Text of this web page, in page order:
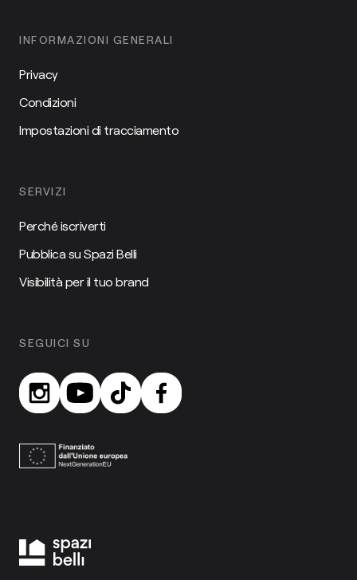
INFORMAZIONI GENERALI
Privacy
Condizioni
Impostazioni di tracciamento
SERVIZI
Perché iscriverti
Pubblica su Spazi Belli
Visibilità per il tuo brand
SEGUICI SU